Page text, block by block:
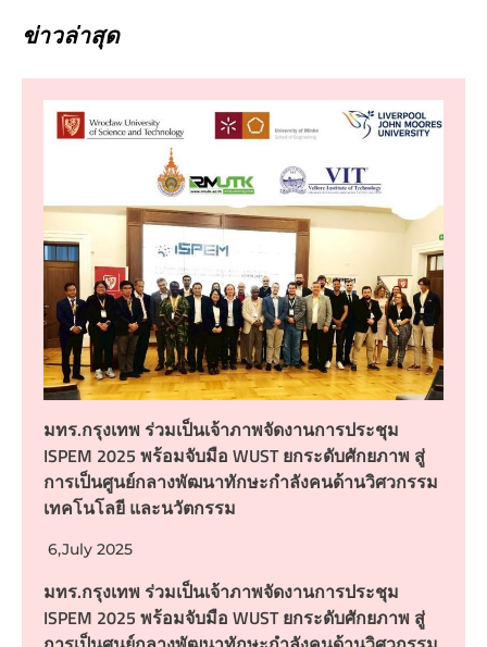
ข่าวล่าสุด
มทร.กรุงเทพ ร่วมเป็นเจ้าภาพจัดงานการประชุม
ISPEM 2025 พร้อมจับมือ WUST ยกระดับศักยภาพ สู่
การเป็นศูนย์กลางพัฒนาทักษะกำลังคนด้านวิศวกรรม
เทคโนโลยี และนวัตกรรม
6,July 2025
มทร.กรุงเทพ ร่วมเป็นเจ้าภาพจัดงานการประชุม
ISPEM 2025 พร้อมจับมือ WUST ยกระดับศักยภาพ สู่